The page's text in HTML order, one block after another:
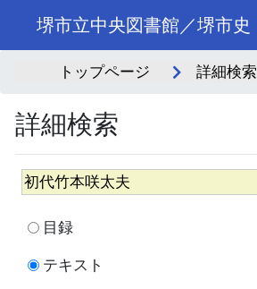
堺市立中央図書館／堺市史
トップページ 詳細検索
詳細検索
目録
テキスト